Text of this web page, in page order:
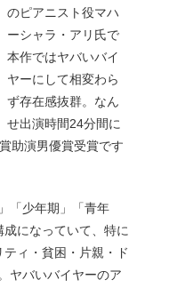
のピアニスト役マハ
ーシャラ・アリ氏で
本作ではヤバいバイ
ヤーにして相変わら
ず存在感抜群。なん
せ出演時間24分間に
助演男優賞受賞です
「少年期」「青年
成になっていて、特に
ィ・貧困・片親・ド
ヤバいバイヤーのア